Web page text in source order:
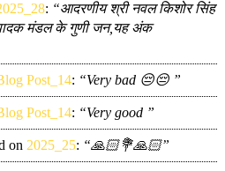
: “आदरणीय श्री नवल किशोर सिंह
मंडल के गुणी जन,यह अंक
Post_14: “Very bad 😔😔 ”
Post_14: “Very good ”
on 2025_25: “🙏🏻💐🙏🏻”